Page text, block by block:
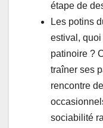
étape de
Les potins
estival, quoi
patinoire ?
traîner ses
rencontre
sociabilité